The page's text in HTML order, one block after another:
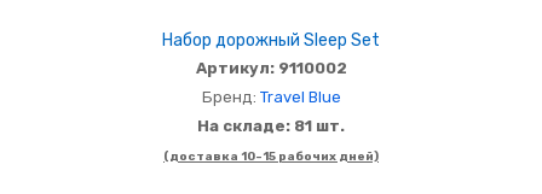
Набор дорожный Sleep Set
Артикул: 9110002
Бренд: Travel Blue
На складе: 81 шт.
(доставка 10-15 рабочих дней)